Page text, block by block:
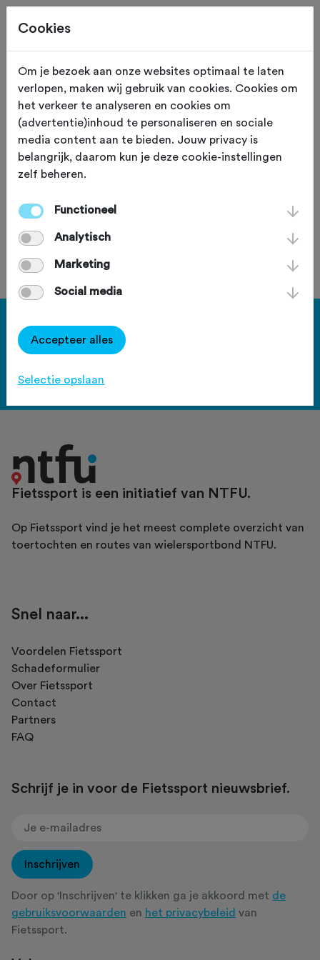
Beemd en bergtoer
MTB Holten
zondag 5 januari 2025
januari 2025.
Haal meer uit Fietssport en ga
voor het PLUS account.
Bekijk de voordelen
Fietssport is een initiatief van NTFU.
Op Fietssport vind je het meest complete overzicht van
toertochten en routes van wielersportbond NTFU.
Snel naar...
Voordelen Fietssport
Schadeformulier
Over Fietssport
Contact
Partners
FAQ
Schrijf je in voor de Fietssport nieuwsbrief.
Inschrijven
Door op 'Inschrijven' te klikken ga je akkoord met de
gebruiksvoorwaarden en het privacybeleid van
Fietssport.
Cookies
Om je bezoek aan onze websites optimaal te laten
verlopen, maken wij gebruik van cookies. Cookies om
het verkeer te analyseren en cookies om
(advertentie)inhoud te personaliseren en sociale
media content aan te bieden. Jouw privacy is
belangrijk, daarom kun je deze cookie-instellingen
zelf beheren.
Functioneel
Analytisch
Marketing
Social media
Accepteer alles
Selectie opslaan